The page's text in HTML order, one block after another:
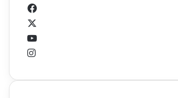
Facebook
YouTube
Instagram